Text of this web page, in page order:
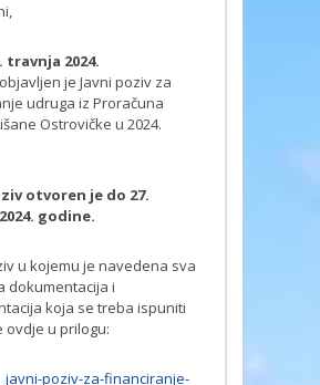
travnja 2024.
je Javni poziv za
udruga iz Proračuna
Ostrovičke u 2024.
otvoren je do 27.
godine.
u kojemu je navedena sva
dokumentacija i
koja se treba ispuniti
ovdje u prilogu:
javni-poziv-za-financiranje-